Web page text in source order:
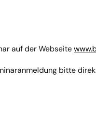
auf der Webseite
bitte